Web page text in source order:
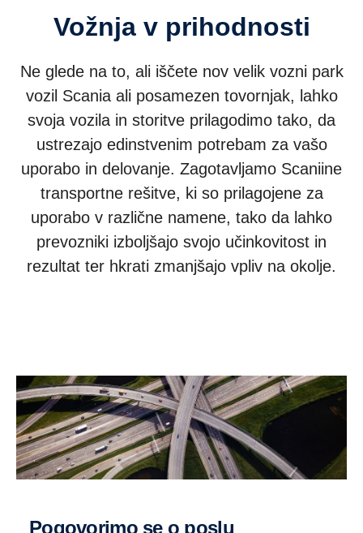
Vožnja v prihodnosti
Ne glede na to, ali iščete nov velik vozni park
vozil Scania ali posamezen tovornjak, lahko
svoja vozila in storitve prilagodimo tako, da
ustrezajo edinstvenim potrebam za vašo
uporabo in delovanje. Zagotavljamo Scaniine
transportne rešitve, ki so prilagojene za
uporabo v različne namene, tako da lahko
prevozniki izboljšajo svojo učinkovitost in
rezultat ter hkrati zmanjšajo vpliv na okolje.
Pogovorimo se o poslu